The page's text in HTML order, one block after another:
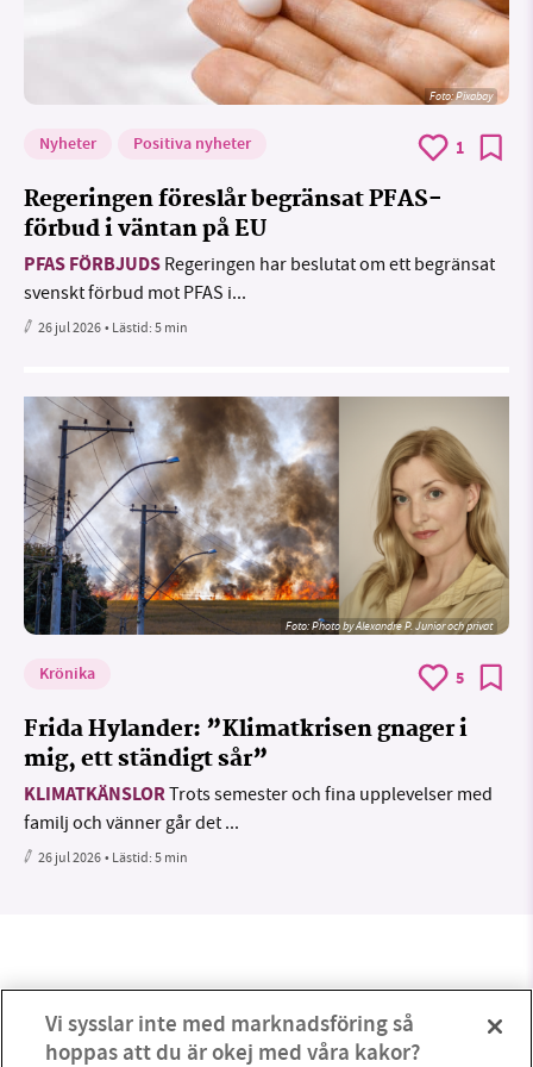
Foto:Pixabay
Nyheter Positiva nyheter 1
Regeringen föreslår begränsat PFAS-
förbud i väntan på EU
PFAS FÖRBJUDS Regeringen har beslutat om ett begränsat
svenskt förbud mot PFAS i...
26 jul 2026• Lästid:5 min
Foto:Photo by Alexandre P. Junior och privat
Krönika 5
Frida Hylander: ”Klimatkrisen gnager i
mig, ett ständigt sår”
KLIMATKÄNSLORTrots semester och fina upplevelser med
familj och vänner går det ...
26 jul 2026• Lästid:5 min
Vi sysslar inte med marknadsföring så
hoppas att du är okej med våra kakor?